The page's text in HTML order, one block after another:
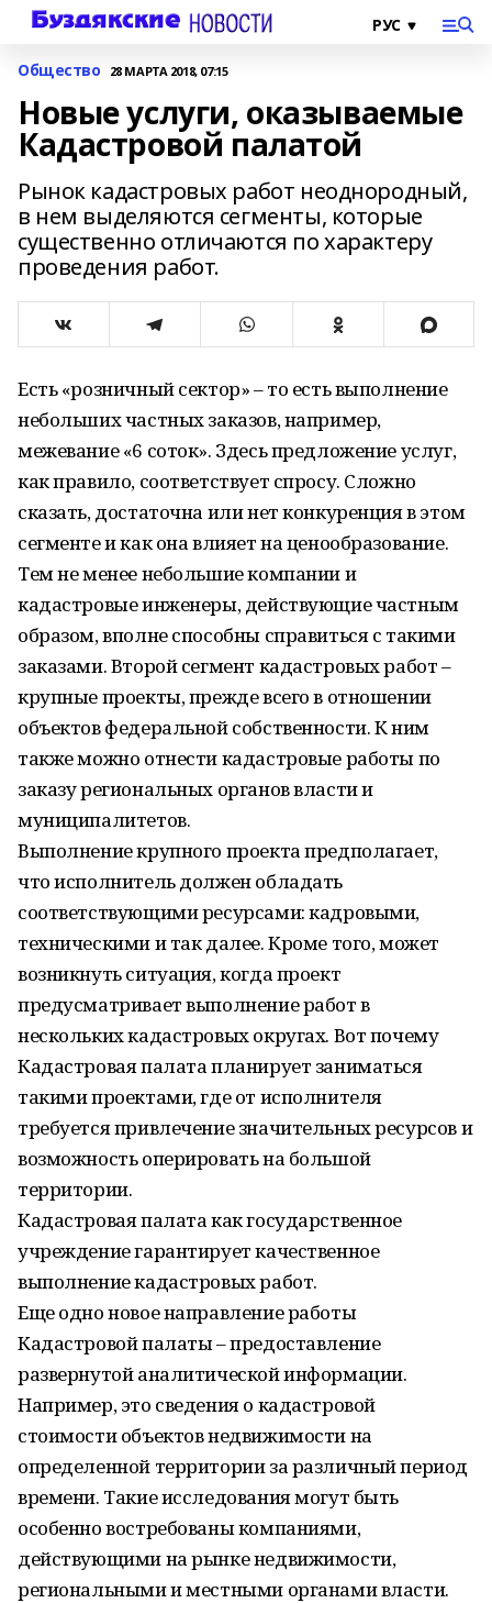
Общество 28 МАРТА 2018, 07:15
Новые услуги, оказываемые
Кадастровой палатой
Рынок кадастровых работ неоднородный,
в нем выделяются сегменты, которые
существенно отличаются по характеру
проведения работ.
Есть «розничный сектор» – то есть выполнение
небольших частных заказов, например,
межевание «6 соток». Здесь предложение услуг,
как правило, соответствует спросу. Сложно
сказать, достаточна или нет конкуренция в этом
сегменте и как она влияет на ценообразование.
Тем не менее небольшие компании и
кадастровые инженеры, действующие частным
образом, вполне способны справиться с такими
заказами. Второй сегмент кадастровых работ –
крупные проекты, прежде всего в отношении
объектов федеральной собственности. К ним
также можно отнести кадастровые работы по
заказу региональных органов власти и
муниципалитетов.
Выполнение крупного проекта предполагает,
что исполнитель должен обладать
соответствующими ресурсами: кадровыми,
техническими и так далее. Кроме того, может
возникнуть ситуация, когда проект
предусматривает выполнение работ в
нескольких кадастровых округах. Вот почему
Кадастровая палата планирует заниматься
такими проектами, где от исполнителя
требуется привлечение значительных ресурсов и
возможность оперировать на большой
территории.
Кадастровая палата как государственное
учреждение гарантирует качественное
выполнение кадастровых работ.
Еще одно новое направление работы
Кадастровой палаты – предоставление
развернутой аналитической информации.
Например, это сведения о кадастровой
стоимости объектов недвижимости на
определенной территории за различный период
времени. Такие исследования могут быть
особенно востребованы компаниями,
действующими на рынке недвижимости,
региональными и местными органами власти.